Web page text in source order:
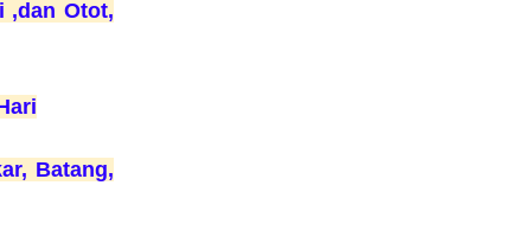
,dan Otot,
Batang,